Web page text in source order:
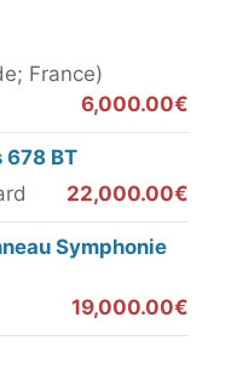
France)
6,000.00€
678 BT
22,000.00€
Symphonie
19,000.00€